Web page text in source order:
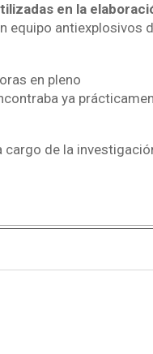
en la
equipo antiexplosivos
en pleno
ya
cargo de la